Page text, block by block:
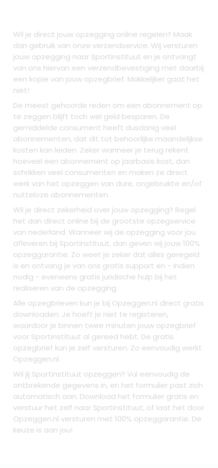
Wil je direct jouw opzegging online regelen? Maak
dan gebruik van onze verzendservice. Wij versturen
jouw opzegging naar Sportinstituut en je ontvangt
van ons hiervan een verzendbevestiging met daarbij
een kopie van jouw opzegbrief. Makkelijker gaat het
niet!
De meest gehoorde reden om een abonnement op
te zeggen blijft toch wel geld besparen. De
gemiddelde consument heeft dusdanig veel
abonnementen, dat dit tot behoorlijke maandelijkse
kosten kan leiden. Zeker wanneer je terug rekent
hoeveel een abonnement op jaarbasis kost, dan
schrikken veel consumenten en maken ze direct
werk van het opzeggen van dure, ongebruikte en/of
nutteloze abonnementen.
Wil je direct zekerheid over jouw opzegging? Regel
het dan direct online bij de grootste opzegservice
van nederland. Wanneer wij de opzegging voor jou
afleveren bij Sportinstituut, dan geven wij jouw 100%
opzeggarantie. Zo weet je zeker dat alles geregeld
is en ontvang je van ons gratis support en - indien
nodig - eveneens gratis juridische hulp bij het
realiseren van de opzegging.
Alle opzegbrieven kun je bij Opzeggen.nl direct gratis
downloaden. Je hoeft je niet te registeren,
waardoor je binnen twee minuten jouw opzegbrief
voor Sportinstituut al gereed hebt. De gratis
opzegbrief kun je zelf versturen. Zo eenvoudig werkt
Opzeggen.nl.
Wil jij Sportinstituut opzeggen? Vul eenvoudig de
ontbrekende gegevens in, en het formulier past zich
automatisch aan. Download het formulier gratis en
verstuur het zelf naar Sportinstituut, of laat het door
Opzeggen.nl versturen met 100% opzeggarantie. De
keuze is aan jou!